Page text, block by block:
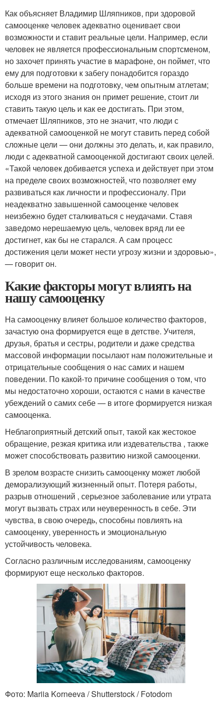
Как объясняет Владимир Шляпников, при здоровой
самооценке человек адекватно оценивает свои
возможности и ставит реальные цели. Например, если
человек не является профессиональным спортсменом,
но захочет принять участие в марафоне, он поймет, что
ему для подготовки к забегу понадобится гораздо
больше времени на подготовку, чем опытным атлетам;
исходя из этого знания он примет решение, стоит ли
ставить такую цель и как ее достигать. При этом,
отмечает Шляпников, это не значит, что люди с
адекватной самооценкой не могут ставить перед собой
сложные цели — они должны это делать, и, как правило,
люди с адекватной самооценкой достигают своих целей.
«Такой человек добивается успеха и действует при этом
на пределе своих возможностей, что позволяет ему
развиваться как личности и профессионалу. При
неадекватно завышенной самооценке человек
неизбежно будет сталкиваться с неудачами. Ставя
заведомо нерешаемую цель, человек вряд ли ее
достигнет, как бы не старался. А сам процесс
достижения цели может нести угрозу жизни и здоровью»,
— говорит он.
Какие факторы могут влиять на
нашу самооценку
На самооценку влияет большое количество факторов,
зачастую она формируется еще в детстве. Учителя,
друзья, братья и сестры, родители и даже средства
массовой информации посылают нам положительные и
отрицательные сообщения о нас самих и нашем
поведении. По какой-то причине сообщения о том, что
мы недостаточно хороши, остаются с нами в качестве
убеждений о самих себе — в итоге формируется низкая
самооценка.
Неблагоприятный детский опыт, такой как жестокое
обращение, резкая критика или издевательства , также
может способствовать развитию низкой самооценки.
В зрелом возрасте снизить самооценку может любой
деморализующий жизненный опыт. Потеря работы,
разрыв отношений , серьезное заболевание или утрата
могут вызвать страх или неуверенность в себе. Эти
чувства, в свою очередь, способны повлиять на
самооценку, уверенность и эмоциональную
устойчивость человека.
Согласно различным исследованиям, самооценку
формируют еще несколько факторов.
Фото: Mariia Korneeva / Shutterstock / Fotodom